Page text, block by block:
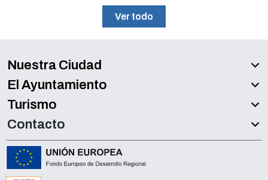
Ver todo
Nuestra Ciudad
El Ayuntamiento
Turismo
Contacto